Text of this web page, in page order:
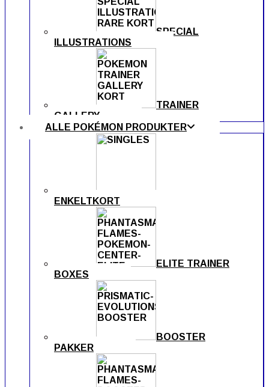
SPECIAL
ILLUSTRATIONS
TRAINER
GALLERY
ALLE POKÉMON PRODUKTER
ENKELTKORT
ELITE TRAINER
BOXES
BOOSTER
PAKKER